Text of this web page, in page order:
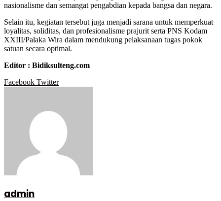
nasionalisme dan semangat pengabdian kepada bangsa dan negara.
Selain itu, kegiatan tersebut juga menjadi sarana untuk memperkuat
loyalitas, soliditas, dan profesionalisme prajurit serta PNS Kodam
XXIII/Palaka Wira dalam mendukung pelaksanaan tugas pokok
satuan secara optimal.
Editor : Bidiksulteng.com
Facebook TwitterGoogle+
LinkedIn
StumbleUpon
Tumblr
Pinterest
Reddit
VKontakte
WhatsApp
Telegram
Viber
Share
Print
admin